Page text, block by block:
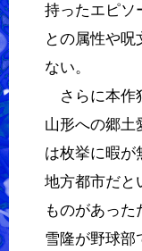
持ったエピソ
との属性や
ない。
さらに本作
山形への郷土
は枚挙に暇が
地方都市だと
ものがあった
雪隆が野球部